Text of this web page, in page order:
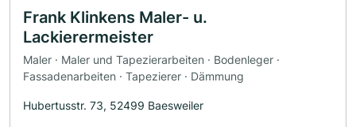
Frank Klinkens Maler- u.
Lackierermeister
Maler · Maler und Tapezierarbeiten · Bodenleger ·
Fassadenarbeiten · Tapezierer · Dämmung
Hubertusstr. 73, 52499 Baesweiler